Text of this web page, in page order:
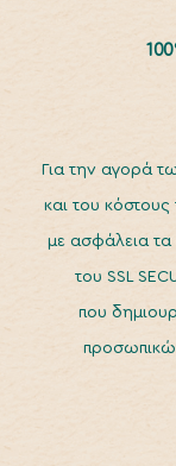
Για την αγορά
και του
με ασφάλεια τα
του SSL
που